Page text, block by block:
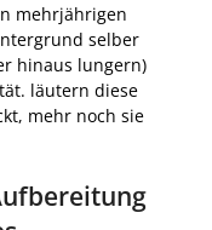
mehrjährigen
selber
hinaus lungern)
läutern diese
mehr noch sie